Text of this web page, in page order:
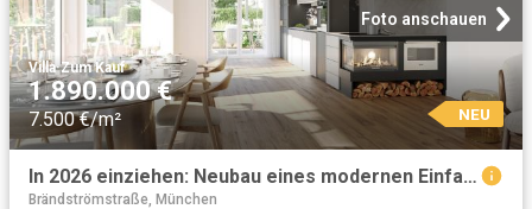
Foto anschauen
Villa·Zum Kauf
1.890.000 €
7.500 €/m² NEU
In 2026 einziehen: Neubau eines modernen Einfamilienhauses in ruhiger Umgebung!
Brändströmstraße, München